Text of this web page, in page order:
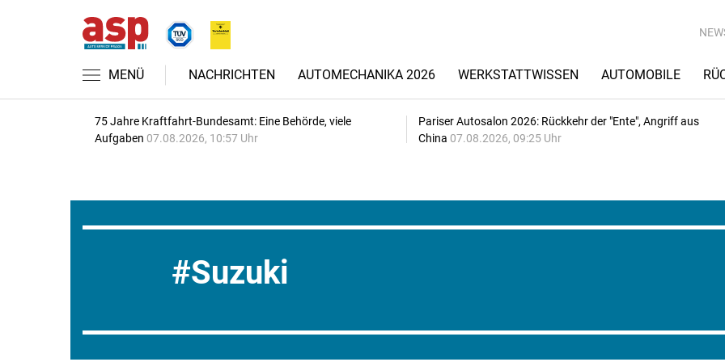
MENÜ NACHRICHTEN AUTOMECHANIKA 2026 WERKSTATTWISSEN AUTOMOBILE
75 Jahre Kraftfahrt-Bundesamt: Eine Behörde, viele
Aufgaben 07.08.2026, 10:57 Uhr
Pariser Autosalon 2026: Rückkehr der "Ente", Angriff aus
China 07.08.2026, 09:25 Uhr
Suzuki